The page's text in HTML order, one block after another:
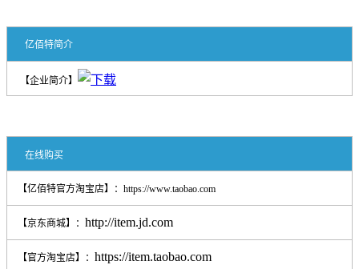
亿佰特简介
【企业简介】
在线购买
【亿佰特官方淘宝店】： https://www.taobao.com
【京东商城】： http://item.jd.com
【官方淘宝店】： https://item.taobao.com